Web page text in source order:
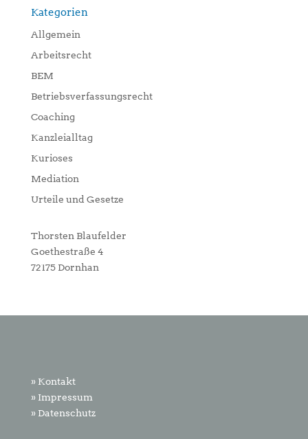
Kategorien
Allgemein
Arbeitsrecht
BEM
Betriebsverfassungsrecht
Coaching
Kanzleialltag
Kurioses
Mediation
Urteile und Gesetze
Thorsten Blaufelder
Goethestraße 4
72175 Dornhan
» Kontakt
» Impressum
» Datenschutz